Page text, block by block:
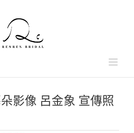
影像 呂金象 宣傳照